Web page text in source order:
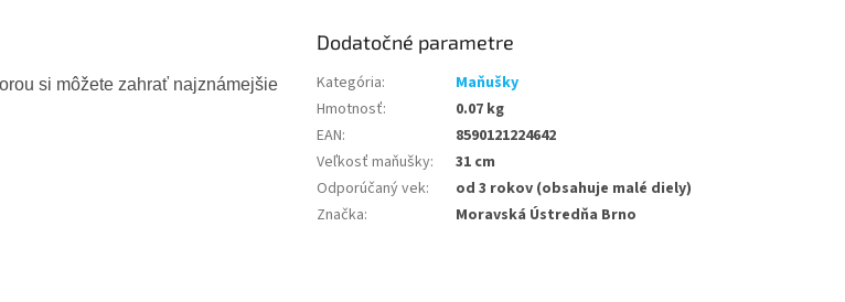
si môžete zahrať najznámejšie
Dodatočné parametre
Kategória:
Maňušky
Hmotnosť:
0.07 kg
EAN:
8590121224642
Veľkosť maňušky:
31 cm
Odporúčaný vek:
od 3 rokov (obsahuje malé diely)
Značka: Moravská Ústredňa Brno